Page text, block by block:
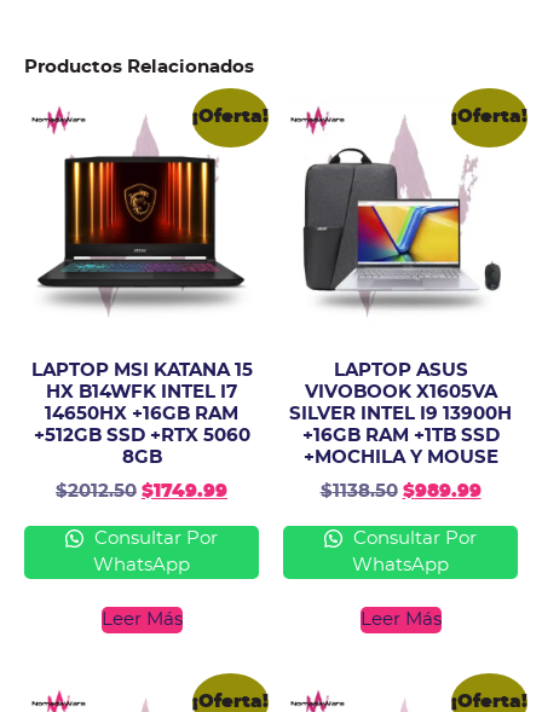
Productos Relacionados
¡Oferta!
LAPTOP MSI KATANA 15
HX B14WFK INTEL I7
14650HX +16GB RAM
+512GB SSD +RTX 5060
8GB
$2012.50 $1749.99
Consultar Por
WhatsApp
Leer Más
¡Oferta!
LAPTOP ASUS
VIVOBOOK X1605VA
SILVER INTEL I9 13900H
+16GB RAM +1TB SSD
+MOCHILA Y MOUSE
$1138.50 $989.99
Consultar Por
WhatsApp
Leer Más
¡Oferta! ¡Oferta!